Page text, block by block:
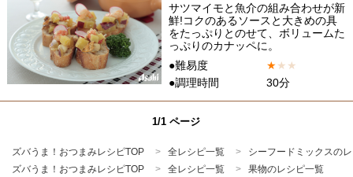
サツマイモと魚介の組み合わせが新
鮮!コクのあるソースと大きめの具
をたっぷりとのせて、ボリュームた
っぷりのカナッペに。
●難易度
★★ ★
●調理時間
30分
1/1 ページ
ズバうま！おつまみレシピTOP 全レシピ一覧
シーフードミックスの
ズバうま！おつまみレシピTOP
全レシピ一覧 果物のレシピ一覧